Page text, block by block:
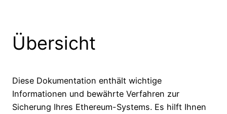
Übersicht
Diese Dokumentation enthält wichtige
Informationen und bewährte Verfahren zur
Sicherung Ihres Ethereum-Systems. Es hilft Ihnen